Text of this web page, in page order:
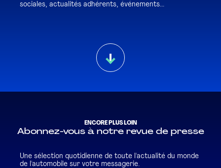
sociales, actualités adhérents, événements...
ENCORE PLUS LOIN
Abonnez-vous à notre revue de presse
Une sélection quotidienne de toute l'actualité du monde
de l'automobile sur votre messagerie.